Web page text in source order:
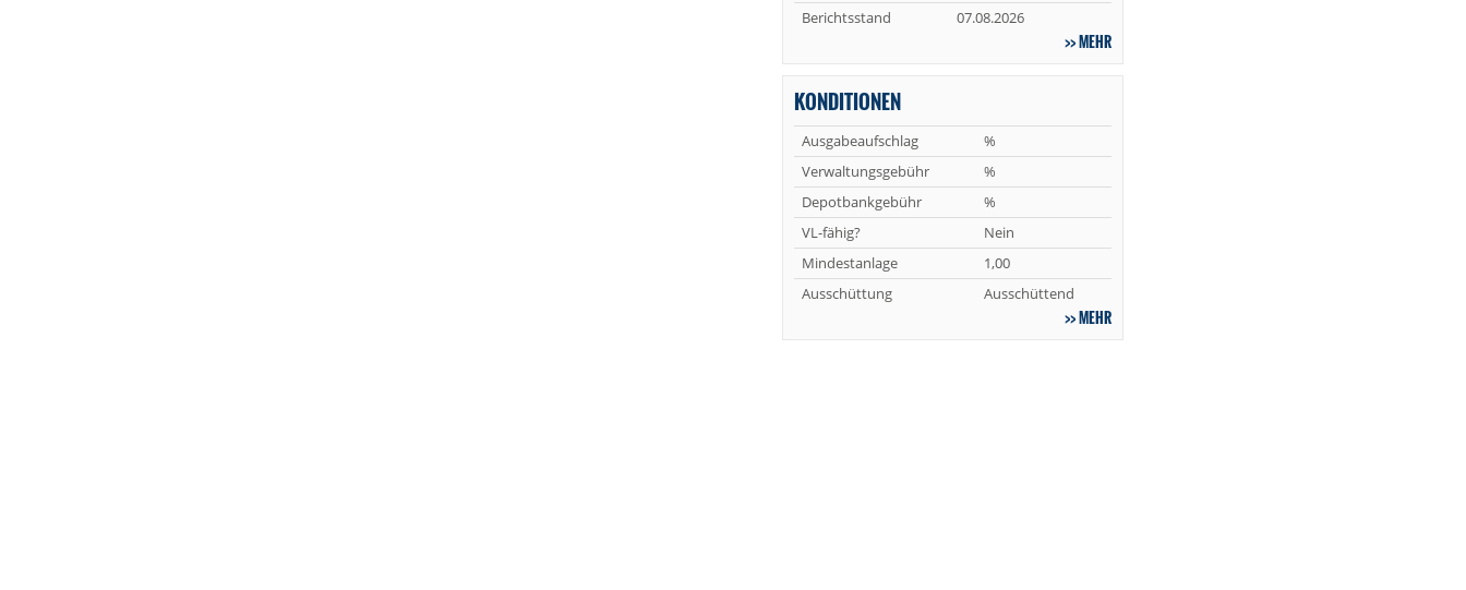
Berichtsstand
07.08.2026
MEHR
KONDITIONEN
Ausgabeaufschlag
%
Verwaltungsgebühr
%
Depotbankgebühr
%
VL-fähig?
Nein
Mindestanlage
1,00
Ausschüttung
Ausschüttend
MEHR